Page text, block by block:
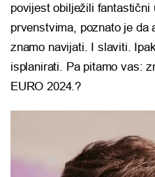
povijest obilježili fantastični
prvenstvima, poznato je da
znamo navijati. I slaviti.
isplanirati. Pa pitamo vas:
EURO 2024.?